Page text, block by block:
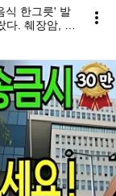
식 한그릇' 발
. 췌장암, 치
강의)